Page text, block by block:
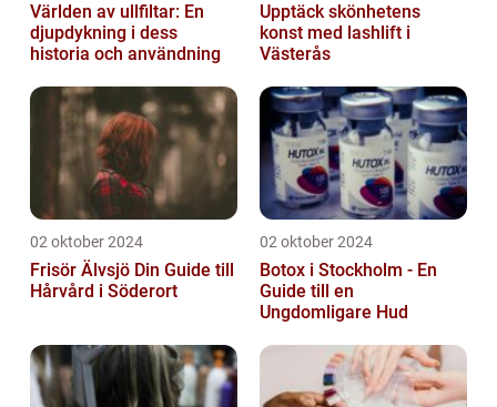
Världen av ullfiltar: En
djupdykning i dess
historia och användning
Upptäck skönhetens
konst med lashlift i
Västerås
02 oktober 2024
Frisör Älvsjö Din Guide till
Hårvård i Söderort
02 oktober 2024
Botox i Stockholm - En
Guide till en
Ungdomligare Hud